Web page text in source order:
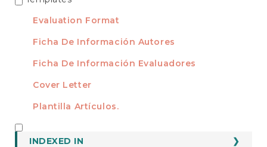
TEMPLATES
Evaluation Format
Ficha De Información Autores
Ficha De Información Evaluadores
Cover Letter
Plantilla Artículos.
INDEXED IN